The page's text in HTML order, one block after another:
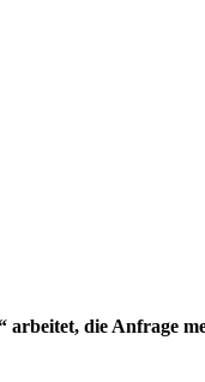
die Anfrage